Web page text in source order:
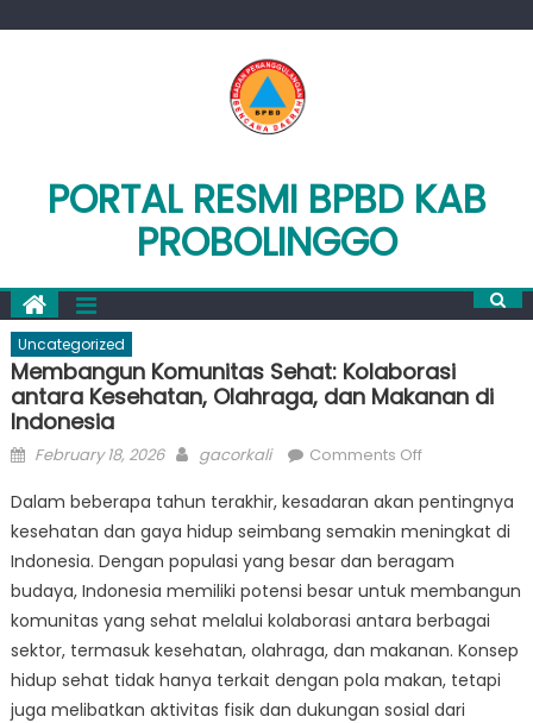
PORTAL RESMI BPBD KAB
PROBOLINGGO
Uncategorized
Membangun Komunitas Sehat: Kolaborasi
antara Kesehatan, Olahraga, dan Makanan di
Indonesia
Posted
February 18, 2026 Author
gacorkali Comments Offon
Komunitas
Sehat:
Kolaborasi
antara
Kesehatan,
Olahraga,
dan
Makanan
Dalam beberapa tahun terakhir, kesadaran akan pentingnya
kesehatan dan gaya hidup seimbang semakin meningkat di
Indonesia. Dengan populasi yang besar dan beragam
budaya, Indonesia memiliki potensi besar untuk membangun
komunitas yang sehat melalui kolaborasi antara berbagai
sektor, termasuk kesehatan, olahraga, dan makanan. Konsep
hidup sehat tidak hanya terkait dengan pola makan, tetapi
juga melibatkan aktivitas fisik dan dukungan sosial dari